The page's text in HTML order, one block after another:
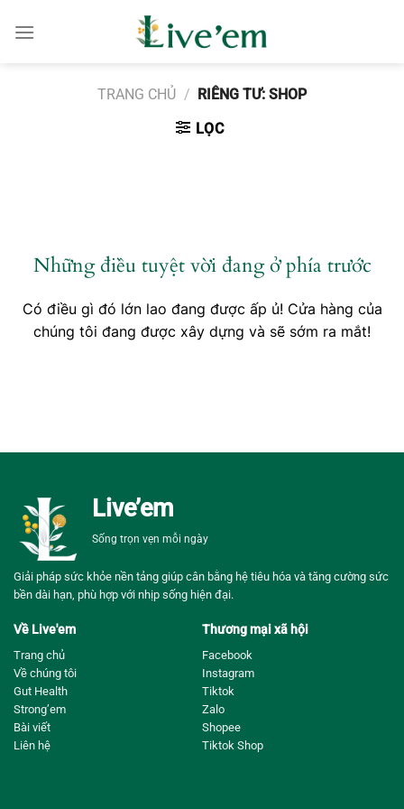
đến
TRANG CHỦ / RIÊNG TƯ: SHOP
LỌC
Những điều tuyệt vời đang ở phía trước
Có điều gì đó lớn lao đang được ấp ủ! Cửa hàng của
chúng tôi đang được xây dựng và sẽ sớm ra mắt!
Live’em
Sống trọn vẹn mỗi ngày
Giải pháp sức khỏe nền tảng giúp cân bằng hệ tiêu hóa và tăng cường sức
bền dài hạn, phù hợp với nhịp sống hiện đại.
Về Live'em
Trang chủ
Về chúng tôi
Gut Health
Strong’em
Bài viết
Liên hệ
Thương mại xã hội
Facebook
Instagram
Tiktok
Zalo
Shopee
Tiktok Shop